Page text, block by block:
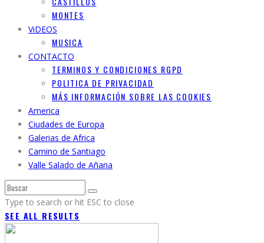
MONTES
ViDEOS
MUSICA
CONTACTO
TERMINOS Y CONDICIONES RGPD
POLITICA DE PRIVACIDAD
MÁS INFORMACIÓN SOBRE LAS COOKIES
America
Ciudades de Europa
Galerias de Africa
Camino de Santiago
Valle Salado de Añana
Type to search or hit ESC to close
SEE ALL RESULTS